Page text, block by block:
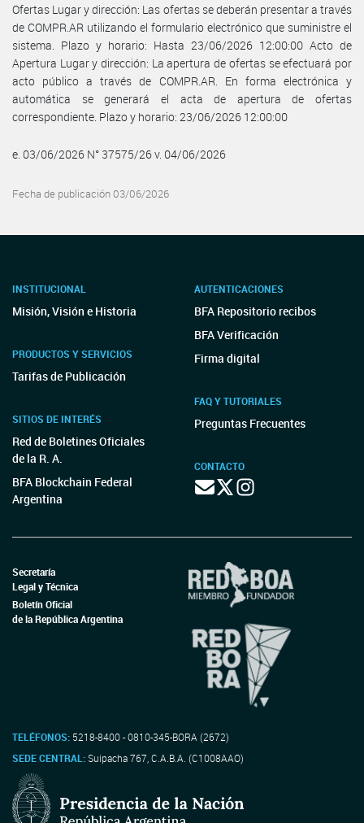
Ofertas Lugar y dirección: Las ofertas se deberán presentar a través
de COMPR.AR utilizando el formulario electrónico que suministre el
sistema. Plazo y horario: Hasta 23/06/2026 12:00:00 Acto de
Apertura Lugar y dirección: La apertura de ofertas se efectuará por
acto público a través de COMPR.AR. En forma electrónica y
automática se generará el acta de apertura de ofertas
correspondiente. Plazo y horario: 23/06/2026 12:00:00
e. 03/06/2026 N° 37575/26 v. 04/06/2026
Fecha de publicación 03/06/2026
INSTITUCIONAL
Misión, Visión e Historia
PRODUCTOS Y SERVICIOS
Tarifas de Publicación
SITIOS DE INTERÉS
Red de Boletines Oficiales
de la R. A.
BFA Blockchain Federal
Argentina
AUTENTICACIONES
BFA Repositorio recibos
BFA Verificación
Firma digital
FAQ Y TUTORIALES
Preguntas Frecuentes
CONTACTO
Secretaría
Legal y Técnica
Boletín Oficial
de la República Argentina
TELÉFONOS: 5218-8400 - 0810-345-BORA (2672)
SEDE CENTRAL:Suipacha 767, C.A.B.A. (C1008AAO)